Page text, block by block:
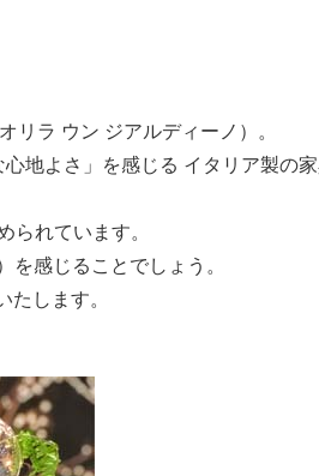
ラ ウン ジアルディーノ）。
地よさ」を感じる イタリア製の
られています。
感じることでしょう。
します。